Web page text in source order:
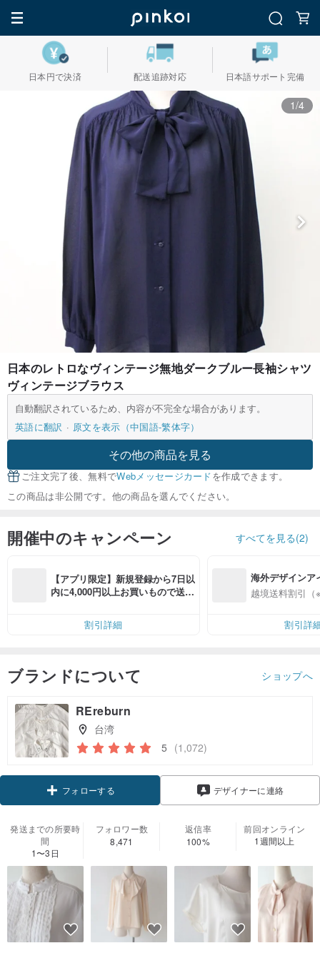
日本円で決済 配送追跡対応 日本語サポート完備
1/4
日本のレトロなヴィンテージ無地ダークブルー長袖シャツ
ヴィンテージブラウス
自動翻訳されているため、内容が不完全な場合があります。
英語に翻訳
原文を表示（中国語-繁体字）
その他の商品を見る
ご注文完了後、無料でWebメッセージカードを作成できます。
この商品は非公開です。他の商品を選んでください。
開催中のキャンペーン すべてを見る(2)
【アプリ限定】新規登録から7日以
内に4,000円以上お買いもので送料
割引詳細
海外デザインア
入
越境送料割引（
割引詳
ブランドについて ショップへ
REreburn
台湾
5 (1,072)
フォローする
デザイナーに連絡
発送までの所要時
間
1〜3日
フォロワー数
8,471
返信率
100%
前回オンライン
1週間以上